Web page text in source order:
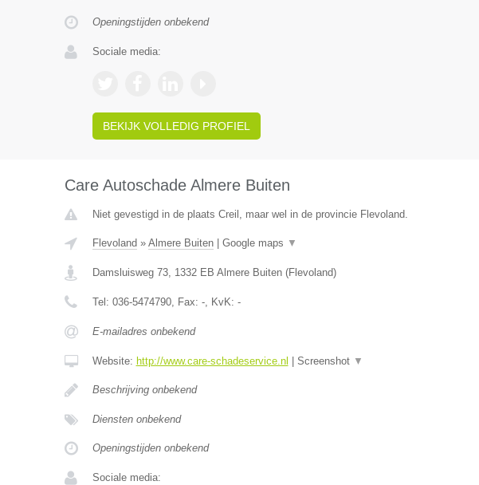
Openingstijden onbekend
Sociale media:
BEKIJK VOLLEDIG PROFIEL
Care Autoschade Almere Buiten
Niet gevestigd in de plaats Creil, maar wel in de provincie Flevoland.
Flevoland » Almere Buiten| Google maps ▼
Damsluisweg 73, 1332 EB Almere Buiten(Flevoland)
Tel: 036-5474790, Fax: -, KvK: -
E-mailadres onbekend
Website: http://www.care-schadeservice.nl Screenshot ▼
Beschrijving onbekend
Diensten onbekend
Openingstijden onbekend
Sociale media: